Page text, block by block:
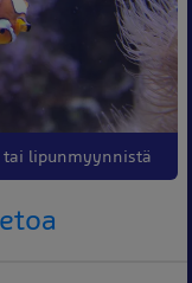
tai lipunmyynnistä